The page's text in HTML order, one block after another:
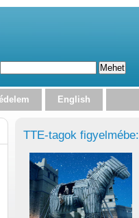
English
TTE-tagok figyelmébe: